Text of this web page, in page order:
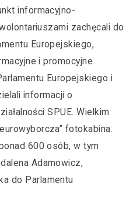
informacyjno-
zachęcali do
Europejskiego,
i promocyjne
Europejskiego i
informacji o
SPUE. Wielkim
fotokabina.
600 osób, w tym
Adamowicz,
do Parlamentu